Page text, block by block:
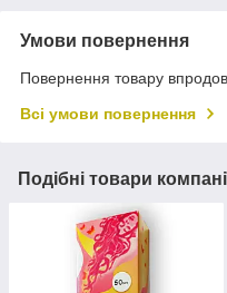
Умови повернення
Повернення товару
Всі умови повернення
Подібні товари